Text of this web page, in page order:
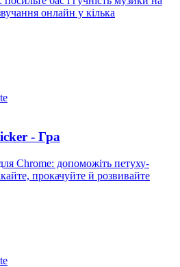
онлайн у кілька
- Гра
Chrome: допоможіть петуху-
прокачуйте й розвивайте